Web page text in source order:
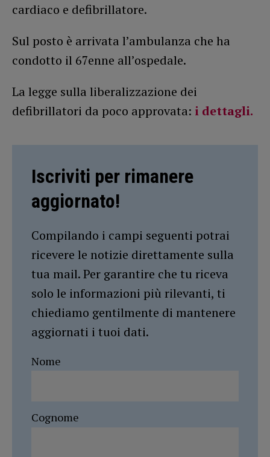
cardiaco e defibrillatore.
Sul posto è arrivata l’ambulanza che ha
condotto il 67enne all’ospedale.
La legge sulla liberalizzazione dei
defibrillatori da poco approvata: i dettagli.
Iscriviti per rimanere
aggiornato!
Compilando i campi seguenti potrai
ricevere le notizie direttamente sulla
tua mail. Per garantire che tu riceva
solo le informazioni più rilevanti, ti
chiediamo gentilmente di mantenere
aggiornati i tuoi dati.
Nome
Cognome